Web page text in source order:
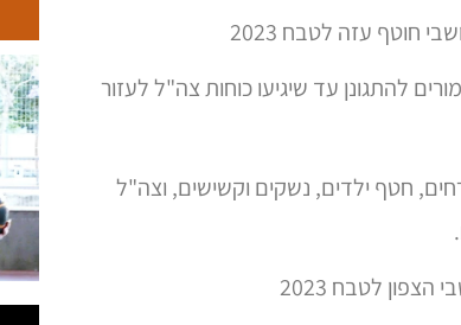
להתגונן עד שיגיעו כוחות צה"ל לעזור
נשק, טבח באזרחים, חטף ילדים, נשקים וקשישים, וצה"ל